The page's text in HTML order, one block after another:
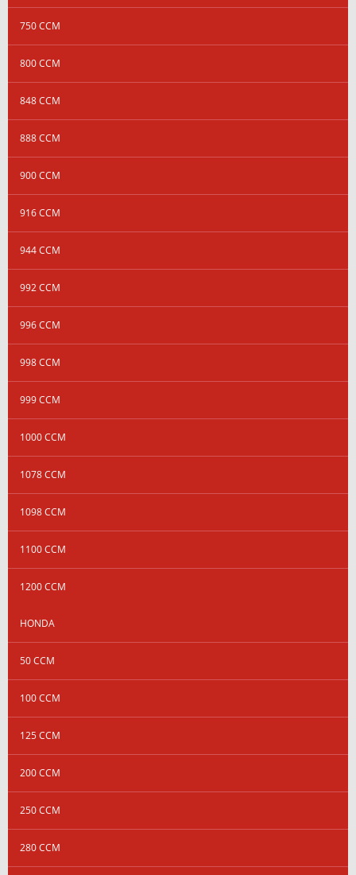
750 CCM
800 CCM
848 CCM
888 CCM
900 CCM
916 CCM
944 CCM
992 CCM
996 CCM
998 CCM
999 CCM
1000 CCM
1078 CCM
1098 CCM
1100 CCM
1200 CCM
HONDA
50 CCM
100 CCM
125 CCM
200 CCM
250 CCM
280 CCM